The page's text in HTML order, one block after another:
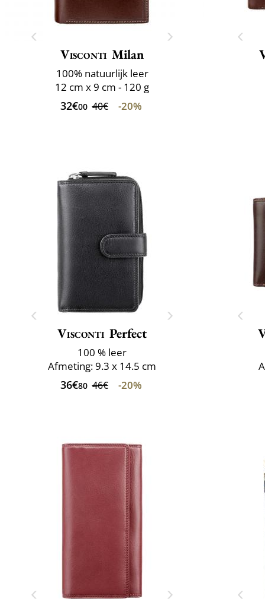
Visconti Milan
100% natuurlijk leer
12 cm x 9 cm - 120 g
32€00 40€ -20%
Visconti Perfect
100 % leer
Afmeting: 9.3 x 14.5 cm
36€80 46€ -20%